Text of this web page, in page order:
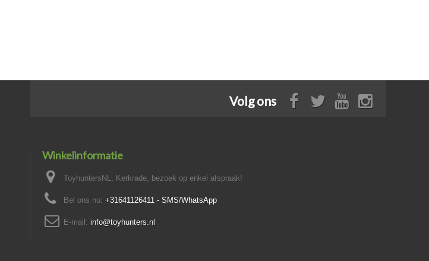
Volg ons
Winkelinformatie
ToyhuntersNL, Kerkrade, bezoek op enkel afspraak!
Bel ons nu: +31641126411 - SMS/WhatsApp
E-mail: info@toyhunters.nl